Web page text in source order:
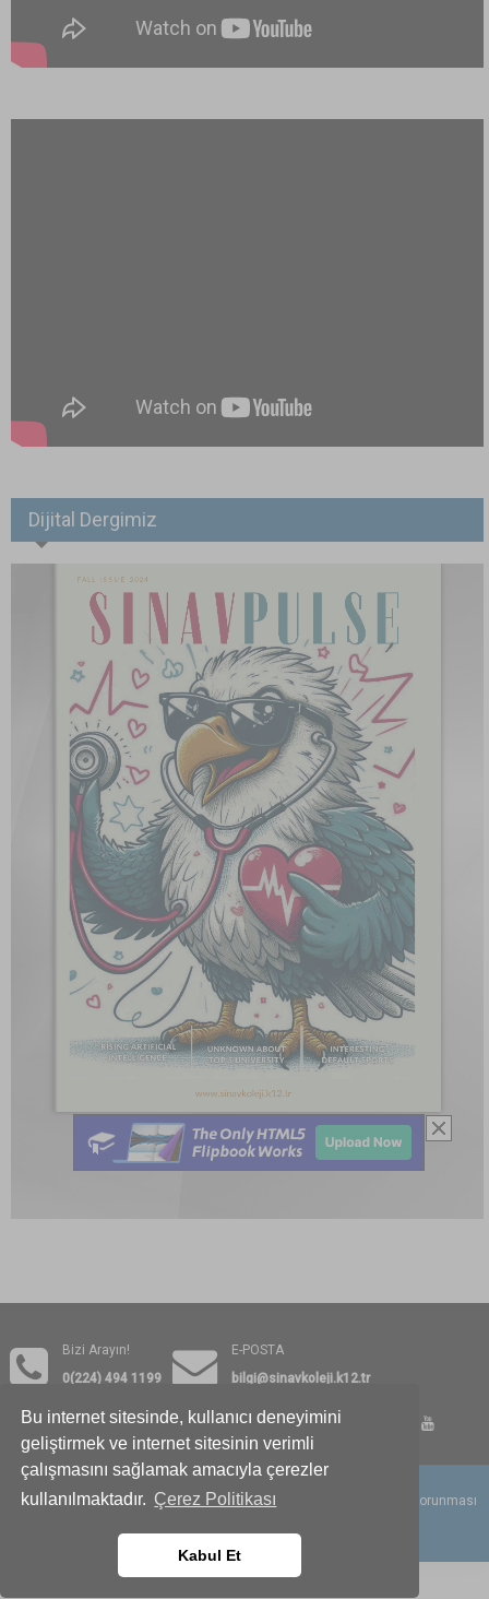
Bu internet sitesinde, kullanıcı deneyimini
geliştirmek ve internet sitesinin verimli
çalışmasını sağlamak amacıyla çerezler
kullanılmaktadır. Çerez Politikası
Kabul Et
Dijital Dergimiz
Bizi Arayın!
0(224) 494 1199
E-POSTA
bilgi@sinavkoleji.k12.tr
© 2026BURSA SINAV KOLEJİTüm hakları saklıdır.
Kisisel Verilerin Korunması